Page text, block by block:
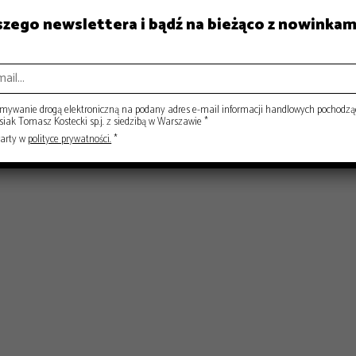
RYNEK
newslettera i bądź na bieżąco z
drogą elektroniczną na podany adres e-mail informacji handlowych
Tomasz Kostecki sp.j. z siedzibą w Warszawie *
wpolityce prywatności.*